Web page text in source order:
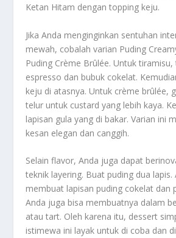
Ketan Hitam dengantopping keju.
Jika Anda menginginkan sentuhan
mewah, cobalah varian Puding
Puding Crème Brûlée. Untuktiramisu,
espresso dan bubuk cokelat.
keju di atasnya. Untuk crème brûlée,
telur untuk custard yang lebih kaya.
lapisan gula yang di bakar. Varian ini
kesan elegan dan canggih.
Selainflavor, Anda juga dapat
teknik layering. Buat puding dua lapis.
membuat lapisan puding cokelat dan
Anda juga bisa membuatnya dalam
atautart. Oleh karena itu, dessert
istimewa ini layak untuk di coba dan